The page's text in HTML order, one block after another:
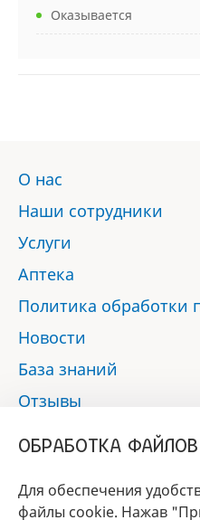
Оказывается
О нас
Наши сотрудники
Услуги
Аптека
Политика обработки
Новости
База знаний
Отзывы
ОБРАБОТКА ФАЙЛОВ
Для обеспечения
файлы cookie. Нажав